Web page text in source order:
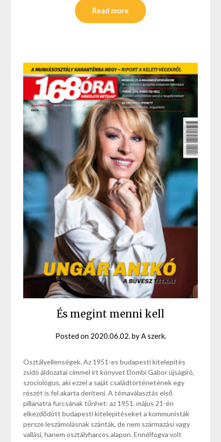
Read more
És megint menni kell
Posted on 2020.06.02.byA szerk.
Osztályellenségek. Az 1951-es budapesti kitelepítés
zsidó áldozatai címmel írt könyvet Dombi Gábor újságíró,
szociológus, aki ezzel a saját családtörténetének egy
részét is fel akarta deríteni. A témaválasztás első
pillanatra furcsának tűnhet: az 1951. május 21-én
elkezdődött budapesti kitelepítéseket a kommunisták
persze leszámolásnak szánták, de nem származási vagy
vallási, hanem osztályharcos alapon. Ennélfogva volt